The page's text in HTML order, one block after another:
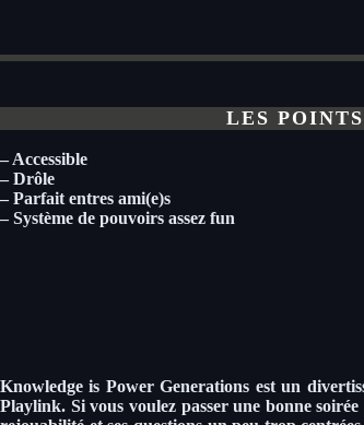
LES
– Accessible
– Drôle
– Parfait entres ami(e)s
– Système de pouvoirs assez fun
Knowledge is Power Generations est un
Playlink. Si vous voulez passer une bonne